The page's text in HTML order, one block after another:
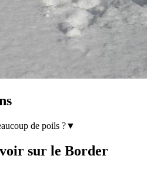
de poils ?▼
sur le Border